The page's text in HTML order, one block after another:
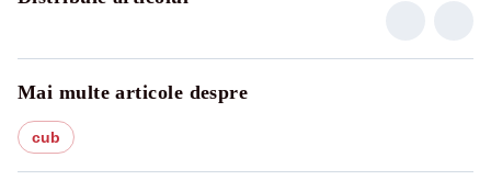
Mai multe articole despre
cub